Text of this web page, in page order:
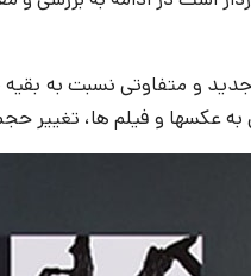
به عکسها و فیلم ها،